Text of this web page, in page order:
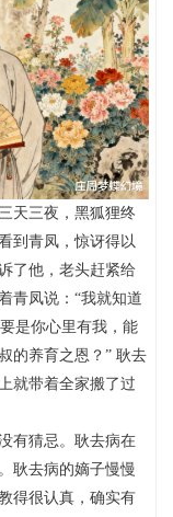
天三夜，黑狐狸终
到青凤，惊讶得以
了他，老头赶紧给
青凤说：“我就知道
是你心里有我，能
的养育之恩？” 耿去
就带着全家搬了过
有猜忌。耿去病在
耿去病的嫡子慢慢
得很认真，确实有